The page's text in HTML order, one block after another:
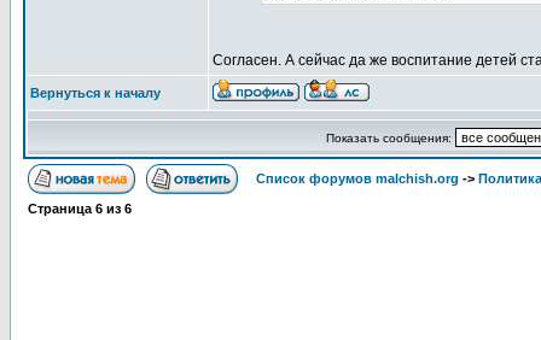
Согласен. А сейчас да же воспитание детей
Вернуться к началу
Показать сообщения:
Список форумов malchish.org ->
Страница 6 из 6